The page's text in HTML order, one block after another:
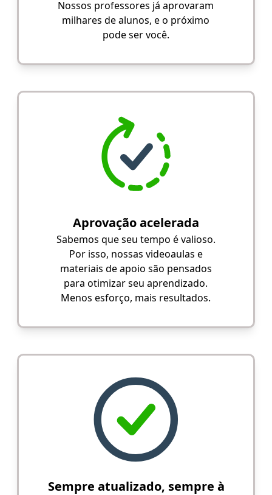
Nossos professores já aprovaram
milhares de alunos, e o próximo
pode ser você.
Aprovação acelerada
Sabemos que seu tempo é valioso.
Por isso, nossas videoaulas e
materiais de apoio são pensados
para otimizar seu aprendizado.
Menos esforço, mais resultados.
Sempre atualizado, sempre à